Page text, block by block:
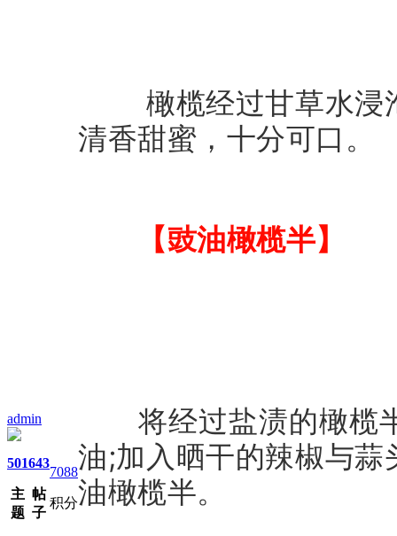
admin
501
主
题
643
帖
子
7088
积分
橄榄经过甘草水浸泡
清香甜蜜，十分可口。
【豉油橄榄半】
将经过盐渍的橄榄半
油;加入晒干的辣椒与
油橄榄半。